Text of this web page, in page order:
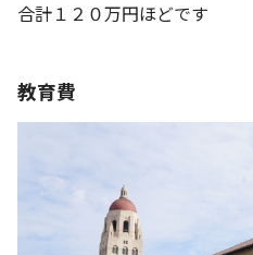
合計１２０万円ほどです
教育費